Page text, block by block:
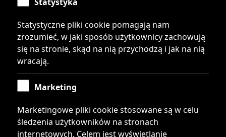
Galena Sp. z o.o.
01-230 Warszawa
REGON: 276637953
mobilny@telegrosik.pl
Statystyczne pliki cookie pomagają nam
zrozumieć, w jaki sposób użytkownicy zachowują
się na stronie, skąd na nią przychodzą i jak na nią
wracają.
Marketing
Marketingowe pliki cookie stosowane są w celu
śledzenia użytkowników na stronach
internetowych. Celem jest wyświetlanie